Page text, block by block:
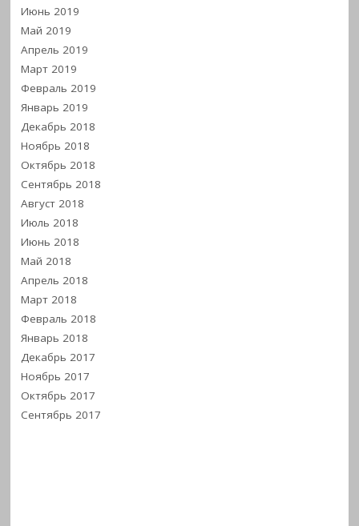
Июнь 2019
Май 2019
Апрель 2019
Март 2019
Февраль 2019
Январь 2019
Декабрь 2018
Ноябрь 2018
Октябрь 2018
Сентябрь 2018
Август 2018
Июль 2018
Июнь 2018
Май 2018
Апрель 2018
Март 2018
Февраль 2018
Январь 2018
Декабрь 2017
Ноябрь 2017
Октябрь 2017
Сентябрь 2017